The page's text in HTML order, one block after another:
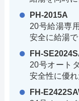
PH-2015A
20号給湯専
安全に給湯で
FH-
20号オート
安全性に優れ
FH-